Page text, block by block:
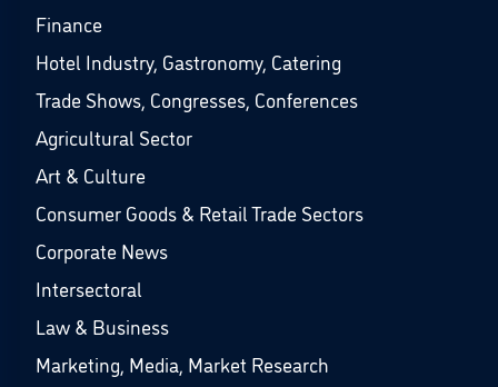
Finance
Hotel Industry, Gastronomy, Catering
Trade Shows, Congresses, Conferences
Agricultural Sector
Art & Culture
Consumer Goods & Retail Trade Sectors
Corporate News
Intersectoral
Law & Business
Marketing, Media, Market Research